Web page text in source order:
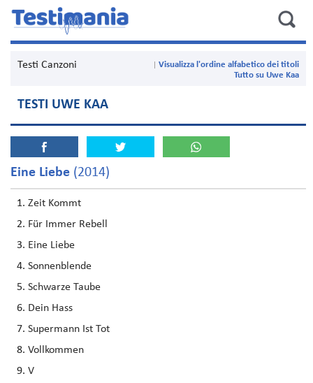
Testi Canzoni
Visualizza l'ordine alfabetico dei titoli
Tutto su Uwe Kaa
TESTI UWE KAA
Eine Liebe (2014)
Zeit Kommt
Für Immer Rebell
Eine Liebe
Sonnenblende
Schwarze Taube
Dein Hass
Supermann Ist Tot
Vollkommen
V